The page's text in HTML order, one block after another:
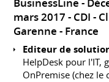
BusinessLine
mars 2017 CDI
Garenne
France
Editeur de
HelpDesk pour l'IT,
OnPremise (chez le